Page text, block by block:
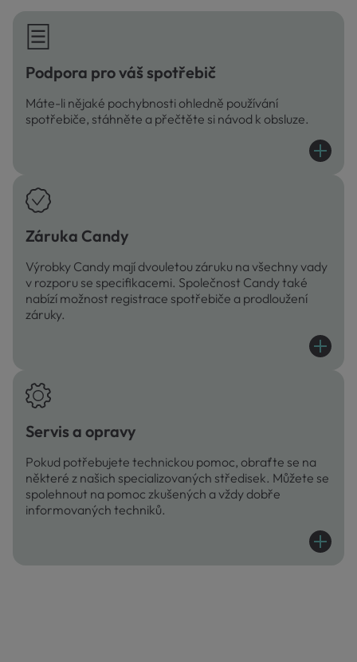
Podpora pro váš spotřebič
Máte-li nějaké pochybnosti ohledně používání
spotřebiče, stáhněte a přečtěte si návod k obsluze.
Záruka Candy
Výrobky Candy mají dvouletou záruku na všechny vady
v rozporu se specifikacemi. Společnost Candy také
nabízí možnost registrace spotřebiče a prodloužení
záruky.
Servis a opravy
Pokud potřebujete technickou pomoc, obraťte se na
některé z našich specializovaných středisek. Můžete se
spolehnout na pomoc zkušených a vždy dobře
informovaných techniků.